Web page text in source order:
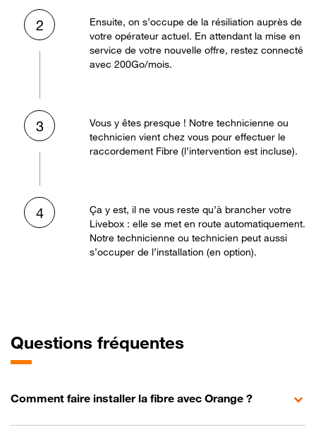
2
Ensuite, on s’occupe de la résiliation auprès de
votre opérateur actuel. En attendant la mise en
service de votre nouvelle offre, restez connecté
avec 200Go/mois.
3
Vous y êtes presque ! Notre technicienne ou
technicien vient chez vous pour effectuer le
raccordement Fibre (l’intervention est incluse).
4
Ça y est, il ne vous reste qu’à brancher votre
Livebox : elle se met en route automatiquement.
Notre technicienne ou technicien peut aussi
s’occuper de l’installation (en option).
Questions fréquentes
Comment faire installer la fibre avec Orange ?